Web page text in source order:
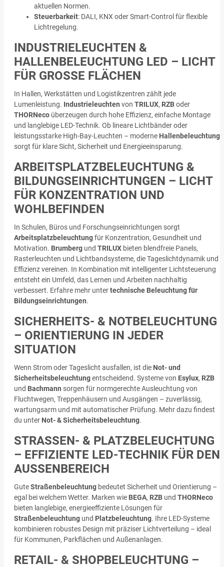
aktuellen Normen.
Steuerbarkeit: DALI, KNX oder Smart-Control für flexible
Lichtregelung.
INDUSTRIELEUCHTEN &
HALLENBELEUCHTUNG LED – LICHT
FÜR GROSSE FLÄCHEN
In Hallen, Werkstätten und Logistikzentren zählt jede
Lumenleistung. Industrieleuchten von TRILUX, RZBoder
THORNeco überzeugen durch hohe Effizienz, einfache Montage
und langlebige LED-Technik. Ob lineare Lichtbänder oder
leistungsstarke High-Bay-Leuchten – moderne Hallenbeleuchtung
sorgt für klare Sicht, Sicherheit und Energieeinsparung.
ARBEITSPLATZBELEUCHTUNG &
BILDUNGSEINRICHTUNGEN – LICHT
FÜR KONZENTRATION UND
WOHLBEFINDEN
In Schulen, Büros und Forschungseinrichtungen sorgt
Arbeitsplatzbeleuchtungfür Konzentration, Gesundheit und
Motivation. Brumberg und TRILUX bieten blendfreie Panels,
Rasterleuchten und Lichtbandsysteme, die Tageslichtdynamik und
Effizienz vereinen. In Kombination mit intelligenter Lichtsteuerung
entsteht ein Umfeld, das Lernen und Arbeiten nachhaltig
verbessert. Erfahre mehr untertechnische Beleuchtung für
Bildungseinrichtungen.
SICHERHEITS- & NOTBELEUCHTUNG
– ORIENTIERUNG IN JEDER
SITUATION
Wenn Strom oder Tageslicht ausfallen, ist die Not- und
Sicherheitsbeleuchtungentscheidend. Systeme von Esylux, RZB
und Bachmann sorgen für normgerechte Ausleuchtung von
Fluchtwegen, Treppenhäusern und Ausgängen – zuverlässig,
wartungsarm und mit automatischer Prüfung. Mehr dazu findest
du unter Not- & Sicherheitsbeleuchtung.
STRASSEN- & PLATZBELEUCHTUNG –
EFFIZIENTE LED-TECHNIK FÜR DEN A
USSENBEREICH
GuteStraßenbeleuchtung bedeutet Sicherheit und Orientierung –
egal bei welchem Wetter. Marken wie BEGA, RZB und THORNeco
bieten langlebige, energieeffiziente Lösungen für
Straßenbeleuchtung und Platzbeleuchtung. Ihre LED-Systeme
kombinieren robustes Design mit präziser Lichtverteilung – ideal
für Kommunen, Parkflächen und Außenanlagen.
RETAIL- & SHOPBELEUCHTUNG –